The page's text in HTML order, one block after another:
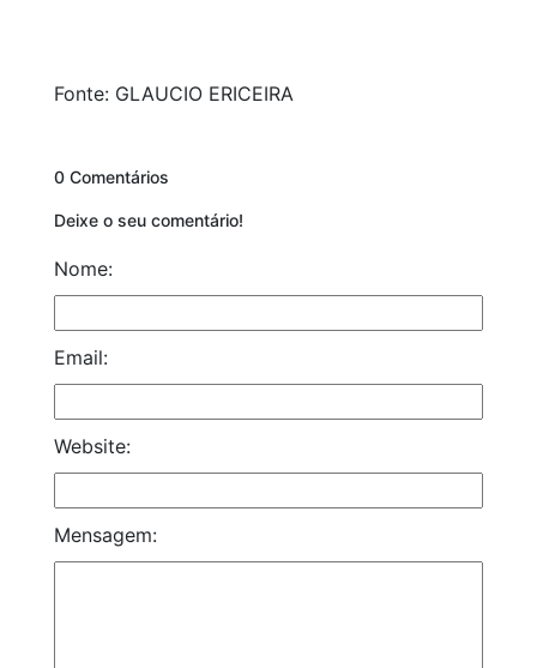
Fonte: GLAUCIO ERICEIRA
0 Comentários
Deixe o seu comentário!
Nome:
Email:
Website:
Mensagem: